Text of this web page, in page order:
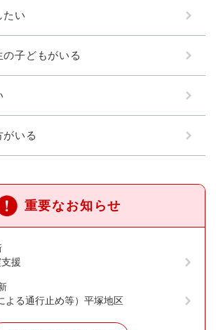
たい
子どもがいる
がいる
重要なお知らせ
援
よる通行止め等）平塚地区